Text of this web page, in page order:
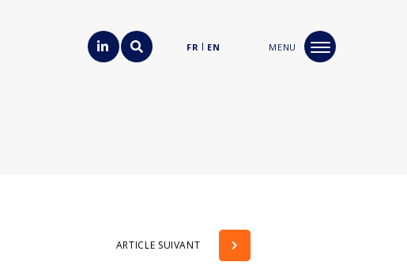
FR EN MENU
ARTICLE SUIVANT